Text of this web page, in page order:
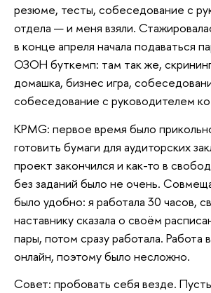
резюме, тесты, собеседование с
отдела — и меня взяли.
в конце апреля начала подаваться
ОЗОН буткемп: там так же,
домашка, бизнес игра,
собеседование с руководителем
KPMG: первое время было
готовить бумаги для аудиторских
проект закончился и как-то в
без заданий было не очень.
было удобно: я работала 30 часов,
наставнику сказала о своём
пары, потом сразу работала. Работа
онлайн, поэтому было несложно.
Совет: пробовать себя везде.